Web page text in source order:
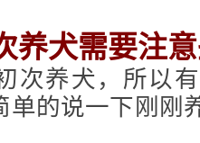
养犬需要注
次养犬，所以
单的说一下刚刚